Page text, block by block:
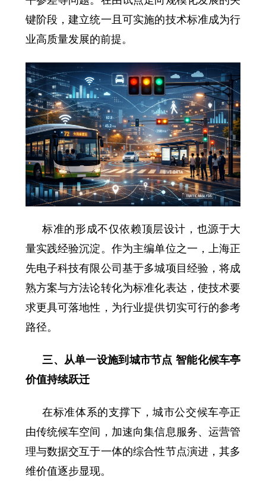
键阶段，建立统一且可实施的技术标准成为行
业高质量发展的前提。
标准的形成不仅依赖顶层设计，也源于大
量实践经验沉淀。作为主编单位之一，上海正
先电子科技有限公司基于多城项目经验，将成
熟方案与方法论转化为标准化表达，使技术要
求更具可落地性，为行业提供切实可行的参考
路径。
三、从单一设施到城市节点 智能化候车亭
价值持续跃迁
在标准体系的支撑下，城市公交候车亭正
由传统候车空间，加速向集信息服务、运营管
理与数据交互于一体的综合性节点演进，其多
维价值逐步显现。